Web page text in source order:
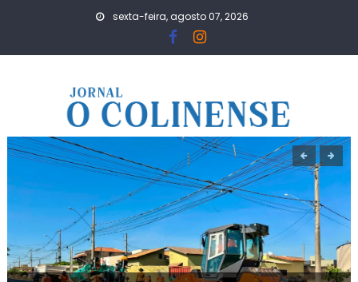
sexta-feira, agosto 07, 2026